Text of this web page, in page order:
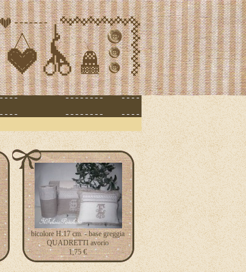
bicolore H.17 cm. - base greggia
QUADRETTI avorio
1,75 €